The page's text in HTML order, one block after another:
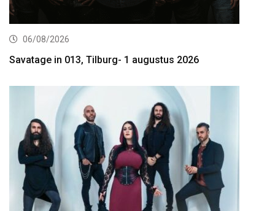
06/08/2026
Savatage in 013, Tilburg- 1 augustus 2026